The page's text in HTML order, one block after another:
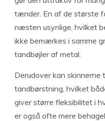
tænder. En af de største
næsten usynlige, hvilket
ikke bemærkes i samme
tandbøjler af metal.
Derudover kan skinnerne
tandbørstning, hvilket
giver større fleksibilitet i
er også ofte mere